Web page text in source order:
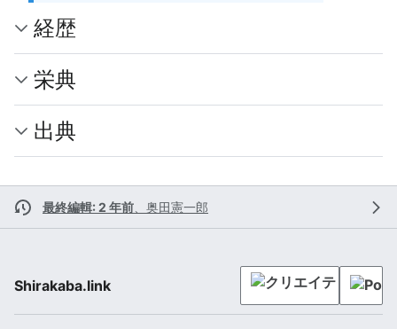
経歴
栄典
出典
最終編輯: 2 年前 奥田憲一郎
Shirakaba.link